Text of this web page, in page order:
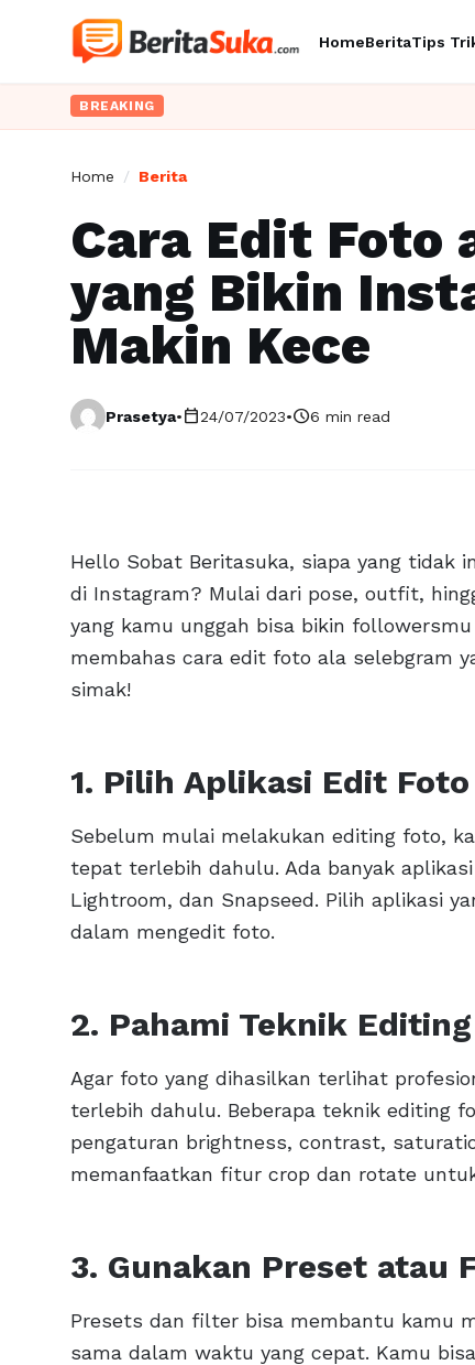
HomeBeritaTips
BREAKING
Home / Berita
Cara Edit Foto
yang Bikin
Makin Kece
Prasetya•calendar_today24/07/2023•schedule6 min read
Hello Sobat Beritasuka, siapa yang tidak
di Instagram? Mulai dari pose, outfit,
yang kamu unggah bisa bikin
membahas cara edit foto ala selebgram
simak!
1. Pilih Aplikasi Edit
Sebelum mulai melakukan editing foto,
tepat terlebih dahulu. Ada banyak
Lightroom, dan Snapseed. Pilih aplikasi
dalam mengedit foto.
2. Pahami Teknik
Agar foto yang dihasilkan terlihat
terlebih dahulu. Beberapa teknik editing
pengaturan brightness, contrast,
memanfaatkan fitur crop dan rotate
3. Gunakan Preset atau
Presets dan filter bisa membantu kamu
sama dalam waktu yang cepat. Kamu